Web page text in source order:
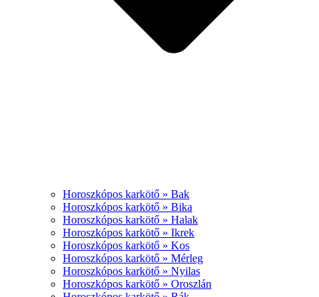
Horoszkópos karkötő » Bak
Horoszkópos karkötő » Bika
Horoszkópos karkötő » Halak
Horoszkópos karkötő » Ikrek
Horoszkópos karkötő » Kos
Horoszkópos karkötő » Mérleg
Horoszkópos karkötő » Nyilas
Horoszkópos karkötő » Oroszlán